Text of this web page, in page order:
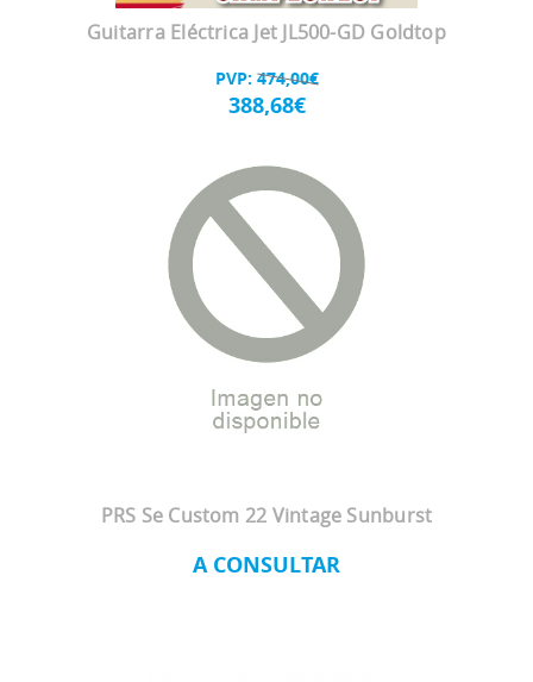
Guitarra Eléctrica Jet JL500-GD Goldtop
PVP: 474,00€
388,68€
PRS Se Custom 22 Vintage Sunburst
A CONSULTAR